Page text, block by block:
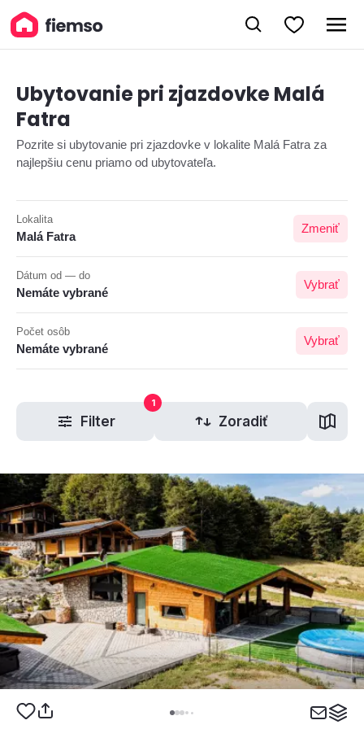
Ubytovanie pri zjazdovke Malá
Fatra
Pozrite si ubytovanie pri zjazdovke v lokalite Malá Fatra za
najlepšiu cenu priamo od ubytovateľa.
Lokalita
Malá Fatra
Zmeniť
Dátum od — do
Nemáte vybrané
Vybrať
Počet osôb
Nemáte vybrané
Vybrať
Filter
1
Zoradiť